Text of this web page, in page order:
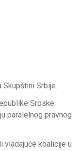
Skupštini Srbije.
Srpske
paralelnog pravnog
vladajuće koalicije u